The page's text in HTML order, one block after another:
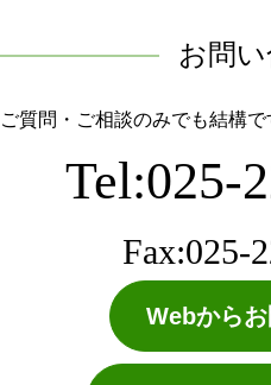
お問
ご質問・ご相談のみでも結構
Tel:025-
Fax:025-
Webから